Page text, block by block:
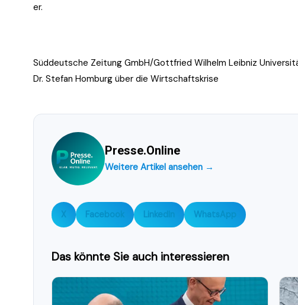
er.
Süddeutsche Zeitung GmbH/Gottfried Wilhelm Leibniz
Dr. Stefan Homburg über die Wirtschaftskrise
Presse.Online
Weitere Artikel ansehen →
X Facebook LinkedIn WhatsApp
Das könnte Sie auch interessieren